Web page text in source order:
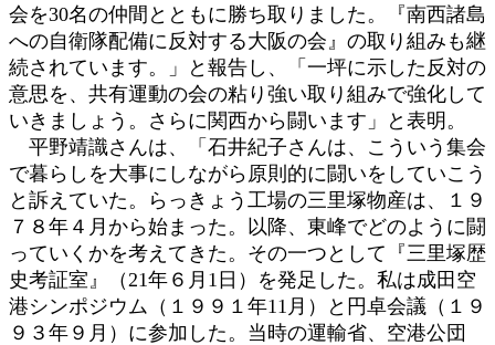
会を30名の仲間とともに勝ち取りました。『南西諸島
への自衛隊配備に反対する大阪の会』の取り組みも継
続されています。」と報告し、「一坪に示した反対の
意思を、共有運動の会の粘り強い取り組みで強化して
いきましょう。さらに関西から闘います」と表明。
平野靖識さんは、「石井紀子さんは、こういう集会
で暮らしを大事にしながら原則的に闘いをしていこう
と訴えていた。らっきょう工場の三里塚物産は、１９
７８年４月から始まった。以降、東峰でどのように闘
っていくかを考えてきた。その一つとして『三里塚歴
史考証室』（21年６月1日）を発足した。私は成田空
港シンポジウム（１９９１年11月）と円卓会議（１９
９３年９月）に参加した。当時の運輸省、空港公団